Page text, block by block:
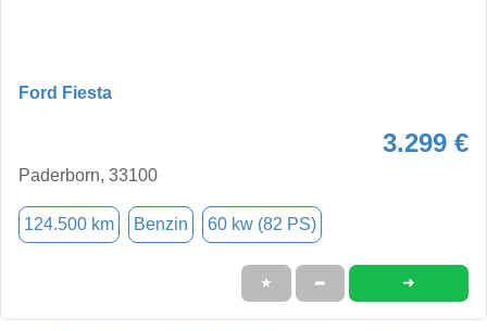
Ford Fiesta
3.299 €
Paderborn, 33100
124.500 km Benzin 60 kw (82 PS)
★ ➦ ➜